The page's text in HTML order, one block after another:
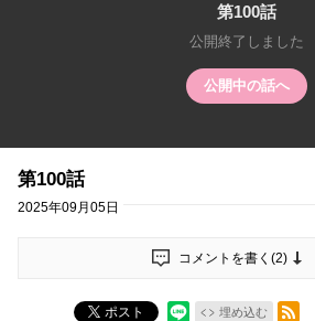
第100話
公開終了しました
公開中の話へ
第100話
2025年09月05日
コメントを書く(2)
ポスト 埋め込む
RSSフィード